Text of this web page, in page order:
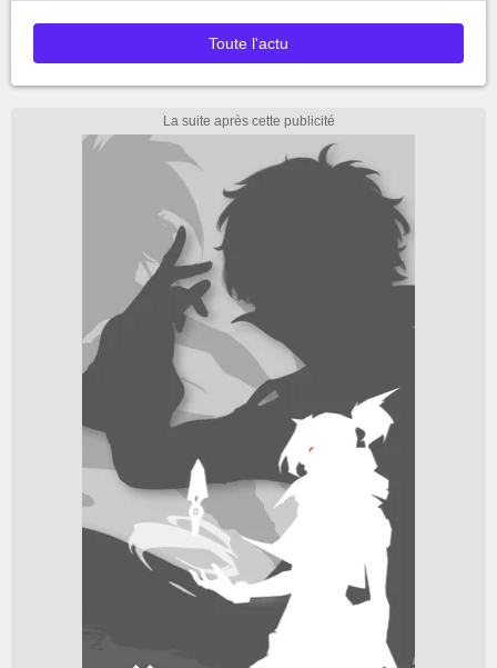
Toute l'actu